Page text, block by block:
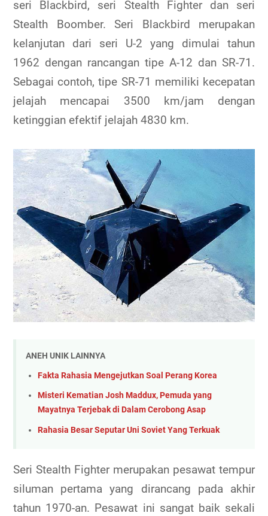
seri Blackbird, seri Stealth Fighter dan seri
Stealth Boomber. Seri Blackbird merupakan
kelanjutan dari seri U-2 yang dimulai tahun
1962 dengan rancangan tipe A-12 dan SR-71.
Sebagai contoh, tipe SR-71 memiliki kecepatan
jelajah mencapai 3500 km/jam dengan
ketinggian efektif jelajah 4830 km.
ANEH UNIK LAINNYA
Fakta Rahasia Mengejutkan Soal Perang Korea
Misteri Kematian Josh Maddux, Pemuda yang
Mayatnya Terjebak di Dalam Cerobong Asap
Rahasia Besar Seputar Uni Soviet Yang Terkuak
Seri Stealth Fighter merupakan pesawat tempur
siluman pertama yang dirancang pada akhir
tahun 1970-an. Pesawat ini sangat baik sekali